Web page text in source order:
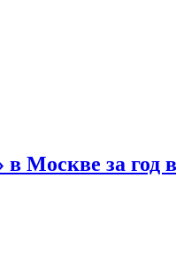
Москве за год